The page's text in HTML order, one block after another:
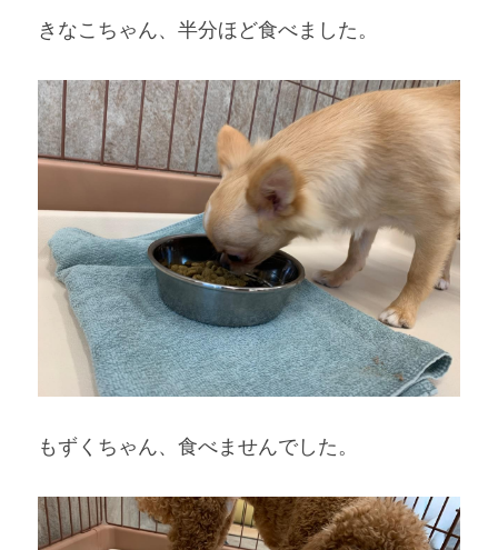
きなこちゃん、半分ほど食べました。
もずくちゃん、食べませんでした。